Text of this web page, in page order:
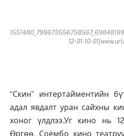
12-01-10-
“Скин” интертайментийн
адал явдалт уран сайхны
хоног үлдлээ.Уг кино нь
Өргөө, Соёмбо кино